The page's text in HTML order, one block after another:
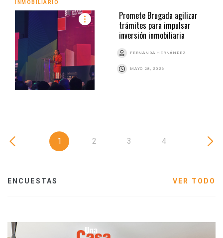
INMOBILIARIO
Promete Brugada agilizar
trámites para impulsar
inversión inmobiliaria
FERNANDA HERNÁNDEZ
MAYO 28, 2026
1 2 3 4
ENCUESTAS VER TODO